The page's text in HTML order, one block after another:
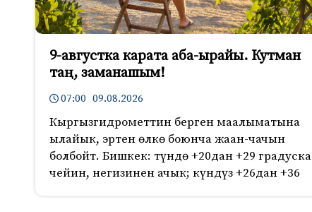
9-августка карата аба-ырайы. Кутман
таң, заманашым!
07:00 09.08.2026
Кыргызгидрометтин берген маалыматына
ылайык, эртен өлкө боюнча жаан-чачын
болбойт. Бишкек: түндө +20дан +29 градуска
чейин, негизинен ачык; күндүз +26дан +36